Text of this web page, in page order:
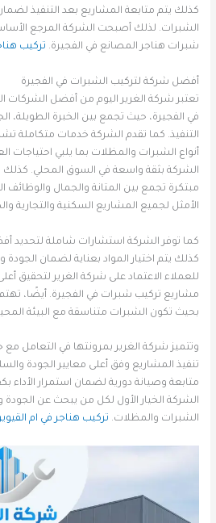
كذلك يتم متابعة المشاريع بعد التنفيذ لضمان
الشبرات. لذلك أصبحت الشركة المرجع
شبرات هناجر المصانع في الفجيرة. تركيب
أفضل شركة لتركيب الشبرات في الفجيرة
تعتبر شركة الغرير اليوم من أفضل
في الفجيرة، حيث تجمع بين الخبرة الطويلة،
التنفيذ. كما تقدم الشركة خدمات متكاملة
أنواع الشبرات والمظلات بما يلبي احتياجات
الشركة بثقة واسعة في السوق المحلي. كذلك
مبتكرة تجمع بين المتانة والجمال والوظائف
الأمثل لجميع المشاريع السكنية والتجارية
كما توفر الشركة استشارات شاملة لتحديد
كذلك يتم اختيار المواد بعناية لضمان الجودة
للعملاء الاعتماد على شركة الغرير لتحقيق
مشاريع تركيب شبرات في الفجيرة. أيضًا، تهتم
بحيث تكون الشبرات متناسقة مع البيئة
وتتميز شركة الغرير بمرونتها في التعامل
تنفيذ المشاريع وفق أعلى معايير الجودة
متابعة وصيانة دورية لضمان استمرار الأداء
الشركة الخيار الأول لكل من يبحث عن الجودة
الشبرات والمظلات. تركيب هناجر في ام